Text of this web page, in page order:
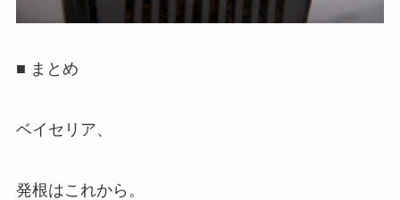
■ まとめ
ベイセリア、
発根はこれから。